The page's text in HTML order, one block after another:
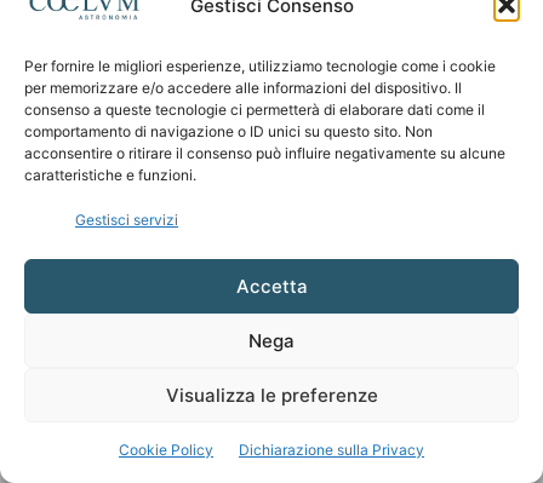
Gestisci Consenso
Per fornire le migliori esperienze, utilizziamo tecnologie come i cookie
per memorizzare e/o accedere alle informazioni del dispositivo. Il
consenso a queste tecnologie ci permetterà di elaborare dati come il
comportamento di navigazione o ID unici su questo sito. Non
acconsentire o ritirare il consenso può influire negativamente su alcune
caratteristiche e funzioni.
Gestisci servizi
Accetta
Nega
Visualizza le preferenze
Cookie Policy Dichiarazione sulla Privacy
SEGUICI